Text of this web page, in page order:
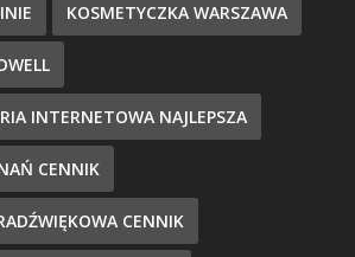
KOSMETYCZKA WARSZAWA
INTERNETOWA NAJLEPSZA
CENNIK
CENNIK